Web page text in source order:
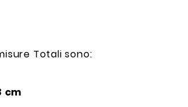
Totali sono:
cm